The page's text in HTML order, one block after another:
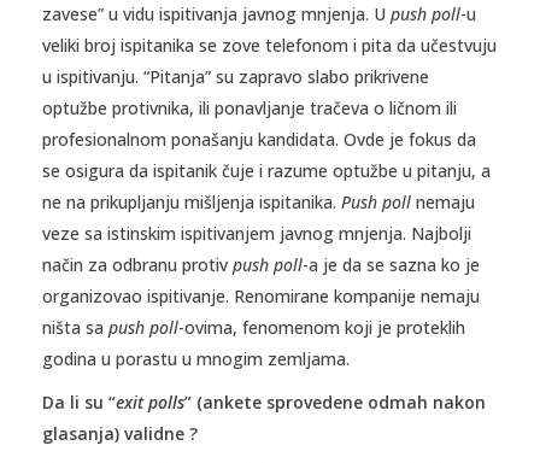
zavese” u vidu ispitivanja javnog mnjenja. U push poll-u
veliki broj ispitanika se zove telefonom i pita da učestvuju
u ispitivanju. “Pitanja” su zapravo slabo prikrivene
optužbe protivnika, ili ponavljanje tračeva o ličnom ili
profesionalnom ponašanju kandidata. Ovde je fokus da
se osigura da ispitanik čuje i razume optužbe u pitanju, a
ne na prikupljanju mišljenja ispitanika. Push poll nemaju
veze sa istinskim ispitivanjem javnog mnjenja. Najbolji
način za odbranu protiv push poll-a je da se sazna ko je
organizovao ispitivanje. Renomirane kompanije nemaju
ništa sa push poll-ovima, fenomenom koji je proteklih
godina u porastu u mnogim zemljama.
Da li su “exit polls” (ankete sprovedene odmah nakon
glasanja) validne ?